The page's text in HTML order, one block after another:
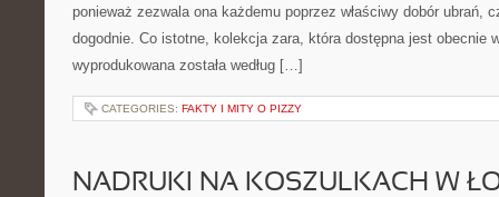
ponieważ zezwala ona każdemu poprzez właściwy dobór ubrań,
dogodnie. Co istotne, kolekcja zara, która dostępna jest obecnie
wyprodukowana została według […]
CATEGORIES: FAKTY I MITY O PIZZY
NADRUKI NA KOSZULKACH W